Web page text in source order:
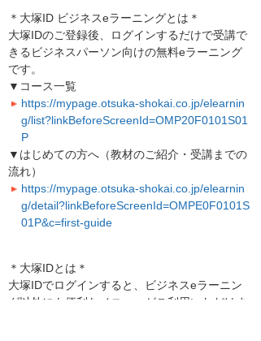
＊大塚ID ビジネスeラーニングとは＊
大塚IDのご登録後、ログインするだけで受講で
きるビジネスパーソン向けの無料eラーニング
です。
▼コース一覧
https://mypage.otsuka-shokai.co.jp/elearnin
g/list?linkBeforeScreenId=OMP20F0101S01
P
▼はじめての方へ（教材のご紹介・受講までの
流れ）
https://mypage.otsuka-shokai.co.jp/elearnin
g/detail?linkBeforeScreenId=OMPE0F0101S
01P&c=first-guide
＊大塚IDとは＊
大塚IDでログインすると、ビジネスeラーニン
グ以外にも便利なメニューがご利用いただけま